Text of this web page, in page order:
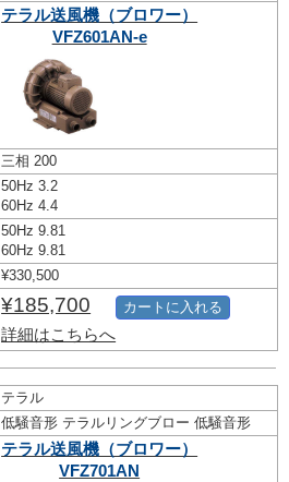
テラル送風機（ブロワー）
VFZ601AN-e
三相 200
50Hz 3.2
60Hz 4.4
50Hz 9.81
60Hz 9.81
¥330,500
¥185,700
詳細はこちらへ
カートに入れる
テラル
低騒音形 テラルリングブロー 低騒音形
テラル送風機（ブロワー）
VFZ701AN